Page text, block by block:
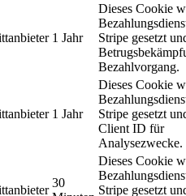
1 Jahr
Dieses Cookie
Stripe gesetzt
Bezahlvorgang.
1 Jahr
Dieses Cookie
Stripe gesetzt
Client ID für
Analysezwecke.
30
Dieses Cookie
Stripe gesetzt